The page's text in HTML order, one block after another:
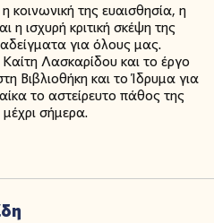
κοινωνική της ευαισθησία, η
η ισχυρή κριτική σκέψη της
για όλους μας.
Λασκαρίδου και το έργο
Βιβλιοθήκη και το Ίδρυμα για
το αστείρευτο πάθος της
μέχρι σήμερα.